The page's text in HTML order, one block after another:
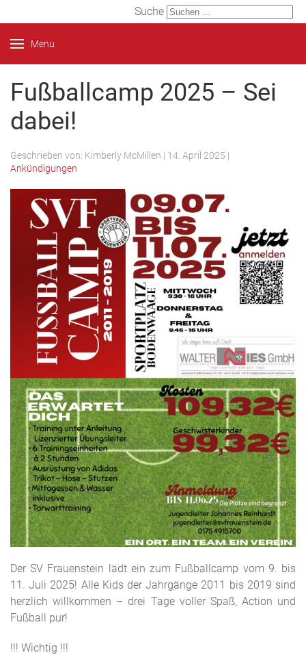
Suche
Menu
Fußballcamp 2025 – Sei
dabei!
Geschrieben von: Kimberly McMillen | 14. April 2025 |
Ankündigungen
Der SV Frauenstein lädt ein zum Fußballcamp vom 9. bis
11. Juli 2025! Alle Kids der Jahrgänge 2011 bis 2019 sind
herzlich willkommen – drei Tage voller Spaß, Action und
Fußball pur!
!!! Wichtig !!!